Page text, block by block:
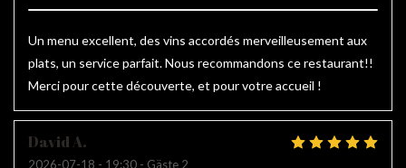
Un menu excellent, des vins accordés merveilleusement aux
plats, un service parfait. Nous recommandons ce restaurant!!
Merci pour cette découverte, et pour votre accueil !
David A
2026-07-18 - 19:30 - Gäste 2